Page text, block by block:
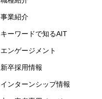
事業紹介
キーワードで知るAIT
エンゲージメント
新卒採用情報
インターンシップ情報